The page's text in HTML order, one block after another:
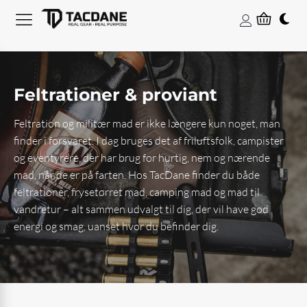
Feltrationer & proviant
Feltration og militær mad er ikke længere kun noget, man
finder i forsvaret. I dag bruges det af friluftsfolk, campister
og eventyrere, der har brug for hurtig, nem og nærende
mad, når de er på farten. Hos TacDane finder du både
feltrationer, frysetørret mad, camping mad og mad til
vandretur – alt sammen udvalgt til dig, der vil have god
energi og smag, uanset hvor du befinder dig.